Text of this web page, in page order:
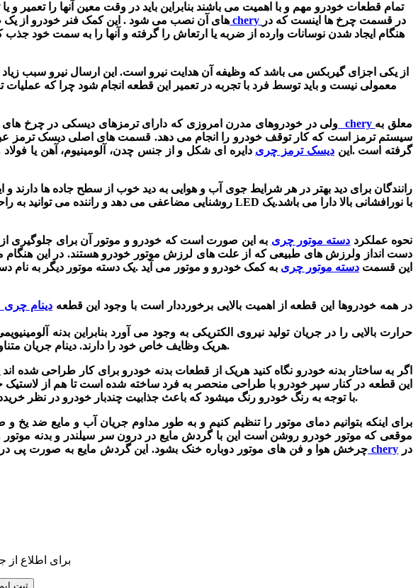
تمام قطعات خودرو مهم و با اهمیت می باشند بنابراین باید در وقت معین آنها را تعمیر
های آن نصب می شود . اینکمک فنر خودرو از کمک فنر چری chery در قسمت چرخ ها اینست که در
هنگام ایجاد شدن نوسانات وارده از ضربه یا ارتعاش را گرفته و آنها را به سمت خود جذب
معمولی نیست و باید توسط فرد با تجربه در تعمیر این قطعه انجام شود چرا که عملیات
ولی در خودروهای مدرن امروزی که دارای ترمزهای دیسکی در چرخ های دیسک ترمز چری chery معلق به
سیستم ترمز است که کار توقف خودرو را انجام می دهد. قسمت های اصلی دیسک ترمز
گرفته است .ایندیسک ترمز چری دایره ای شکل و از جنس چدن، آلومینیوم، آهن یا
رانندگان برای دید بهتر در هر شرایط جوی آب و هوایی به دید خوب از سطح جاده ها دارند
روشنایی مضاعفی می دهد و راننده می توانید به
نحوه عملکرد دسته موتور چری به این صورت است که خودرو و موتور آنبرای جلوگیری
دست انداز ولرزش های طبیعی که از علت های لرزش موتور خودرو هستند. در این هنگام
این قسمتدسته موتور چری به کمک خودرو و موتور می آید .یک دسته موتور دیگر به نام
در همه خودروها این قطعه از اهمیت بالایی برخورددار است با وجود این قطعهدینام چری
حرارت بالایی را در جریان تولید نیروی الکتریکی به وجود می آورد بنابراین بدنه
هریک وظایف خاص خود را دارند. دینام جریاندیود برای یکطرفه شدن جریان بین دینام و باتری استفاده شود.
اگر به ساختار بدنه خودرو نگاه کنید هریک از قطعات بدنه خودرو برای کار طراحی شده
این قطعه در کنار سپر خودرو با طراحی منحصر به فرد ساخته شده است تا هم از
با توجه به رنگ خودرو رنگ میشود که باعث جذابیت چندبار خودرو در نظر خریدداران می شود.
برای اینکه بتوانیم دمای موتور را تنظیم کنیم و به طور مداوم جریان آب و مایع ضد
موقعی که موتور خودرو روشن است این با گردش مایع در درون سر سیلندر و بدنه
چرخش هوا و فن های موتور دوباره خنک بشود. این گردش مایع به صورت پی واتر پمپ چری chery
برای اطلاع از
ثبت